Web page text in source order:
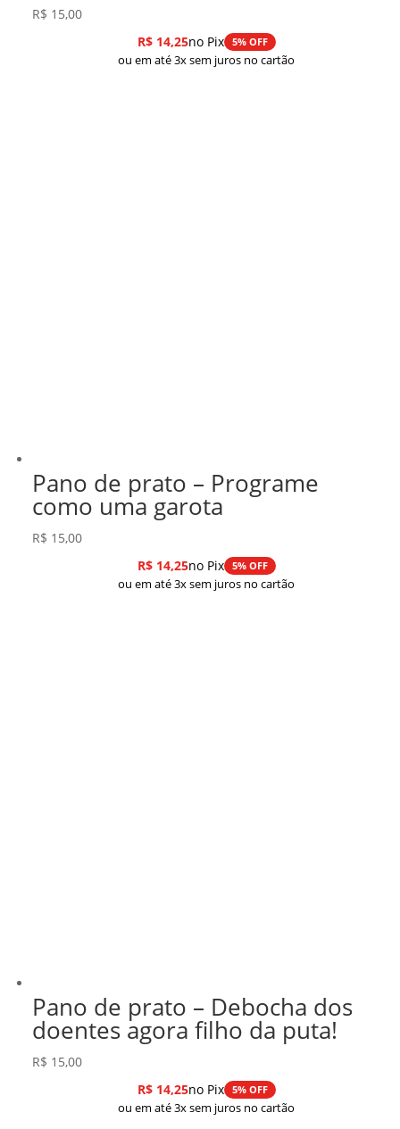
R$ 15,00
R$14,25no Pix 5% OFF
ou em até 3x sem juros no cartão
Pano de prato – Programe
como uma garota
R$ 15,00
R$14,25no Pix 5% OFF
ou em até 3x sem juros no cartão
Pano de prato – Debocha dos
doentes agora filho da puta!
R$ 15,00
R$14,25no Pix 5% OFF
ou em até 3x sem juros no cartão